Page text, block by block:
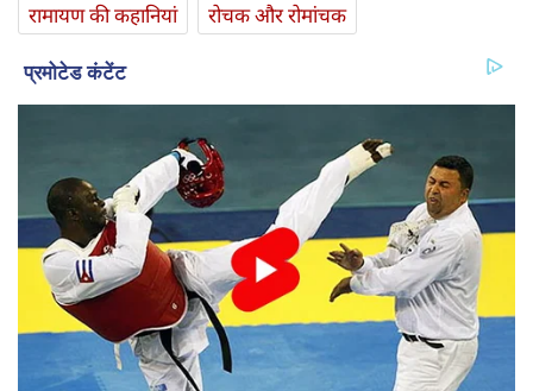
रामायण की कहानियां
रोचक और रोमांचक